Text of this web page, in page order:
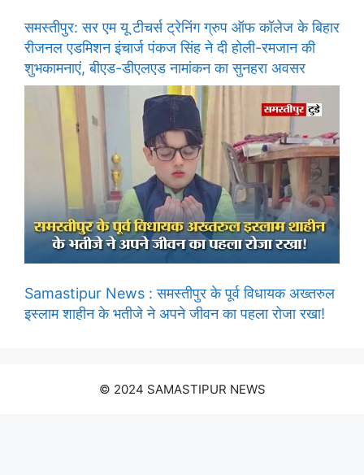
समस्तीपुर: सर एम यू टीचर्स ट्रेनिंग ग्रुप ऑफ कॉलेज के बिहार
रीजनल एडमिशन इंचार्ज पंकज सिंह ने दी होली-रमजान की
शुभकामनाएं, बीएड-डीएलएड नामांकन का सुनहरा अवसर
Samastipur News : समस्तीपुर के पूर्व विधायक अख्तरुल
इस्लाम शाहीन के भतीजे ने अपने जीवन का पहला रोजा रखा!
© 2024 SAMASTIPUR NEWS